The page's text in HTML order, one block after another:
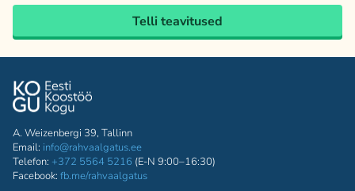
Telli teavitused
A. Weizenbergi 39, Tallinn
Email: info@rahvaalgatus.ee
Telefon: +372 5564 5216 (E-N 9:00–16:30)
Facebook: fb.me/rahvaalgatus